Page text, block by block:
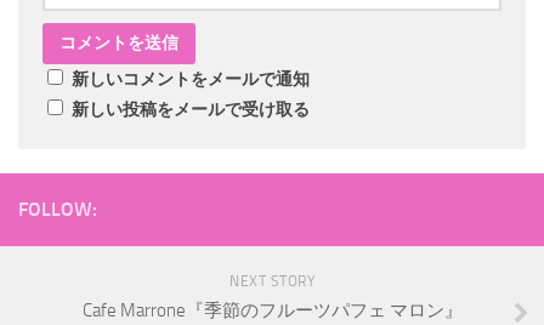
新しいコメントをメールで通知
新しい投稿をメールで受け取る
FOLLOW:
NEXT STORY
Cafe Marrone『季節のフルーツパフェ マロン』